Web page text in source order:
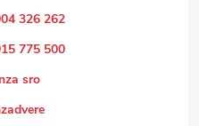
326 262
775 500
sro